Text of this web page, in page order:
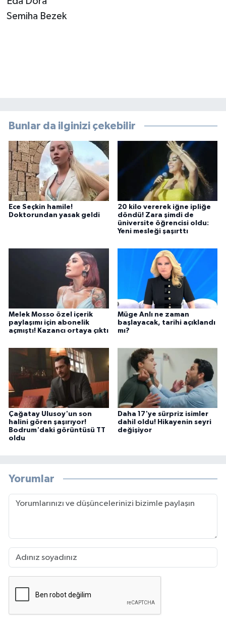
Semiha Bezek
Bunlar da ilginizi çekebilir
Ece Seçkin hamile!
Doktorundan yasak geldi
20 kilo vererek iğne ipliğe
döndü! Zara şimdi de
üniversite öğrencisi oldu:
Yeni mesleği şaşırttı
Melek Mosso özel içerik
paylaşımı için abonelik
açmıştı! Kazancı ortaya çıktı
Müge Anlı ne zaman
başlayacak, tarihi açıklandı
mı?
Çağatay Ulusoy'un son
halini gören şaşırıyor!
Bodrum'daki görüntüsü TT
oldu
Daha 17'ye sürpriz isimler
dahil oldu! Hikayenin seyri
değişiyor
Yorumlar